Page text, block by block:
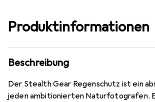
Produktinformationen
Beschreibung
Der Stealth Gear Regenschutz ist ein
jeden ambitionierten Naturfotografen.